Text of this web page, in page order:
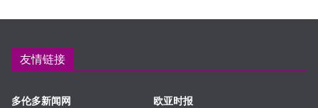
友情链接
多伦多新闻网 欧亚时报